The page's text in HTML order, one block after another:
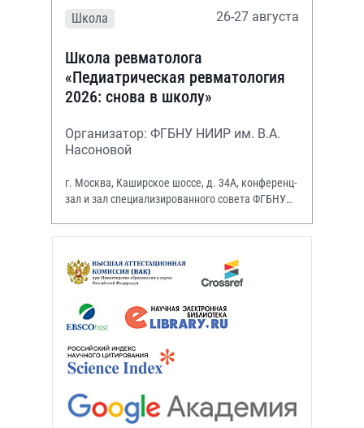
Школа 26-27 августа
Школа ревматолога
«Педиатрическая ревматология
2026: снова в школу»
Организатор: ФГБНУ НИИР им. В.А.
Насоновой
г. Москва, Каширское шоссе, д. 34А, конференц-
зал и зал специализированного совета ФГБНУ